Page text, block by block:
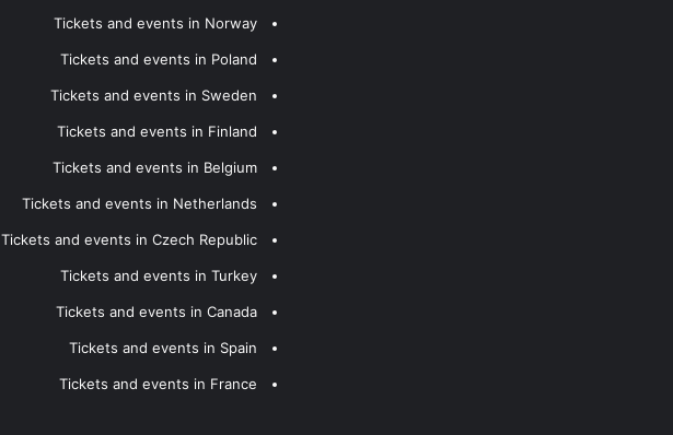
Tickets and events in Norway
Tickets and events in Poland
Tickets and events in Sweden
Tickets and events in Finland
Tickets and events in Belgium
Tickets and events in Netherlands
Tickets and events in Czech Republic
Tickets and events in Turkey
Tickets and events in Canada
Tickets and events in Spain
Tickets and events in France